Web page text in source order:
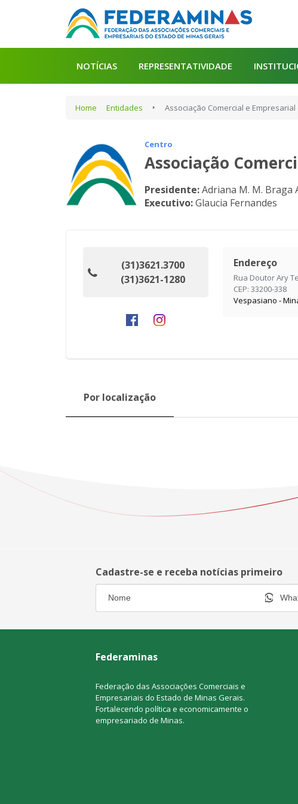
NOTÍCIAS REPRESENTATIVIDADE
Home Entidades Associação Comercial e
Centro
Associação
Presidente:Adriana M. M. Braga
Executivo:Glaucia Fernandes
(31)3621.3700
(31)3621-1280
Endereço
Rua Doutor Ary
CEP: 33200-338
Vespasiano -
Por localização
Cadastre-se e receba notícias primeiro
Federaminas
Federação das Associações Comerciais e
Empresariais do Estado de Minas Gerais.
Fortalecendo política e economicamente o
empresariado de Minas.